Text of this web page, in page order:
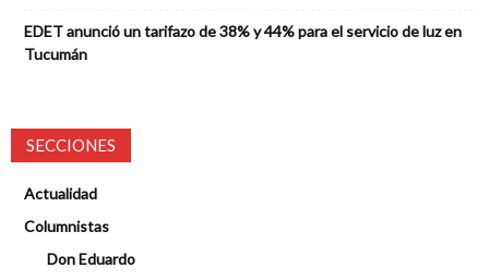
EDET anunció un tarifazo de 38% y 44% para el servicio de luz en
Tucumán
SECCIONES
Actualidad
Columnistas
Don Eduardo